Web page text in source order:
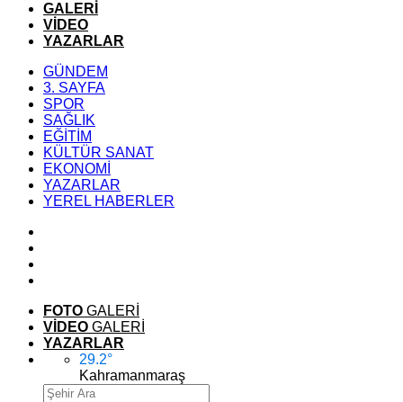
GALERİ
VİDEO
YAZARLAR
GÜNDEM
3. SAYFA
SPOR
SAĞLIK
EĞİTİM
KÜLTÜR SANAT
EKONOMİ
YAZARLAR
YEREL HABERLER
FOTO GALERİ
VİDEO GALERİ
YAZARLAR
29.2°
Kahramanmaraş